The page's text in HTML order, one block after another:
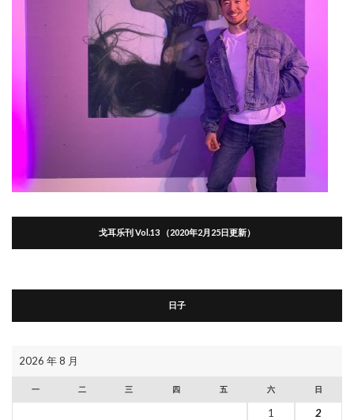
戈耳乐刊 Vol.13 （2020年2月25日更新）
日子
2026 年 8 月
一 二 三 四 五 六 日
1
2